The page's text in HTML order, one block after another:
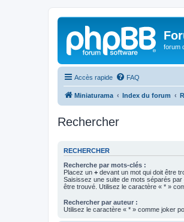
forum
Accès rapide FAQ
Miniaturama Index du forum
Rechercher
RECHERCHER
Recherche par mots-clés :
Placez un + devant un mot qui doit être
Saisissez une suite de mots séparés par
être trouvé. Utilisez le caractère « * »
Rechercher par auteur :
Utilisez le caractère « * » comme joker